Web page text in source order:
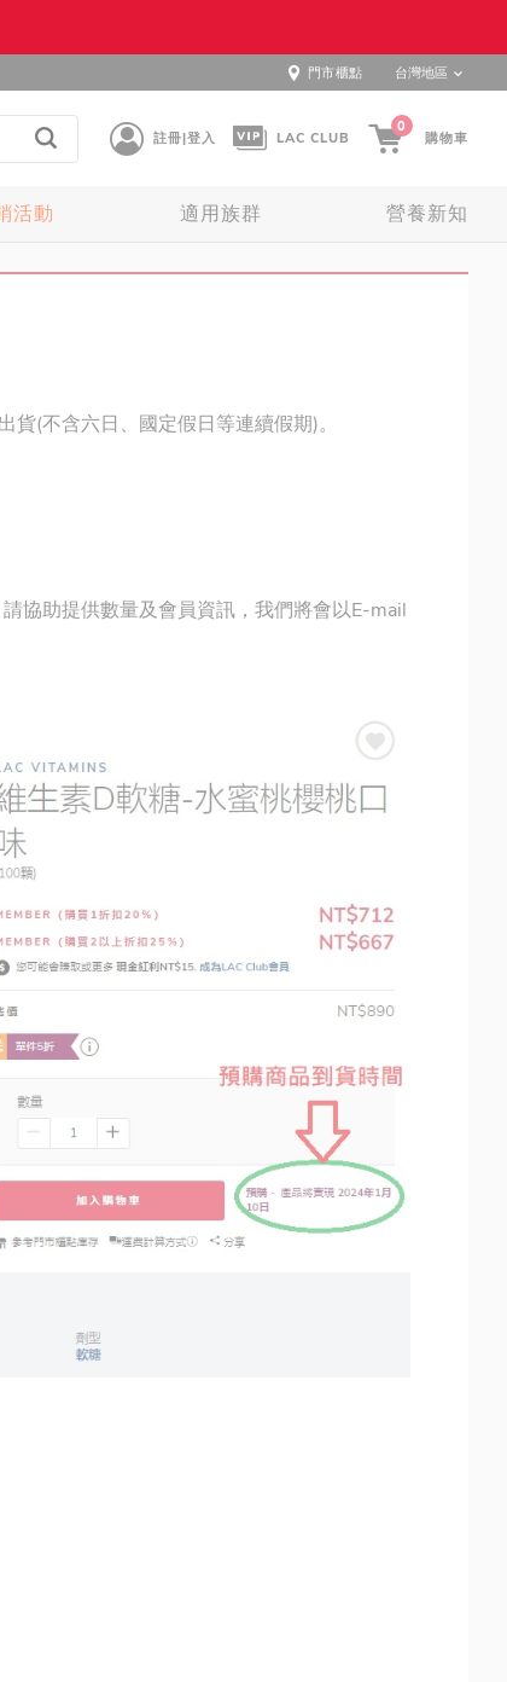
門市櫃點 台灣地區
註冊|登入 LAC CLUB
0
購物車
活動 適用族群 營養新知
(不含六日、國定假日等連續假期)。
請協助提供數量及會員資訊，我們將會以E-mail